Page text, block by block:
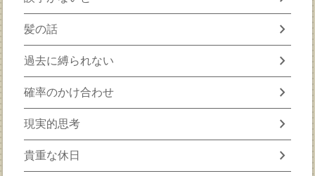
髪の話 chevron_right
過去に縛られない chevron_right
確率のかけ合わせ chevron_right
現実的思考 chevron_right
貴重な休日 chevron_right